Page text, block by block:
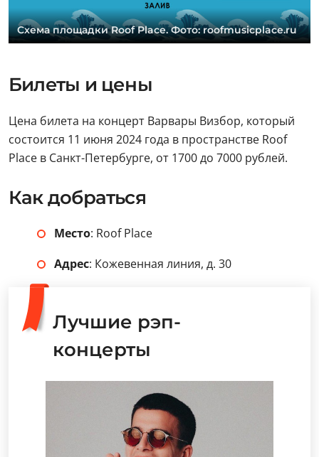
Cхема площадки Roof Place. Фото: roofmusicplace.ru
Билеты и цены
Цена билета на концерт Варвары Визбор, который
состоится 11 июня 2024 года в пространстве Roof
Place в Санкт-Петербурге, от 1700 до 7000 рублей.
Как добраться
Место: Roof Place
Адрес: Кожевенная линия, д. 30
Лучшие рэп-
концерты